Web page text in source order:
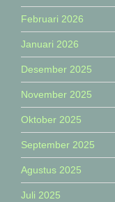
Februari 2026
Januari 2026
Desember 2025
November 2025
Oktober 2025
September 2025
Agustus 2025
Juli 2025